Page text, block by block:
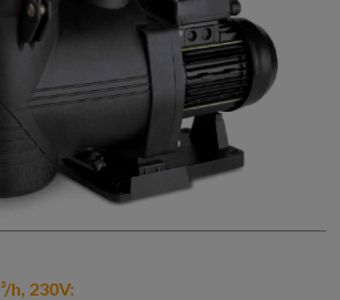
h, 230V: